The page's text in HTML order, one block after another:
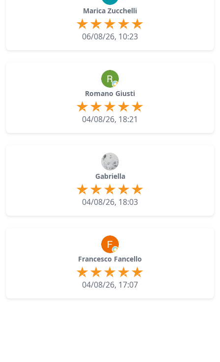
Marica Zucchelli
06/08/26, 10:23
Romano Giusti
04/08/26, 18:21
Gabriella
04/08/26, 18:03
Francesco Fancello
04/08/26, 17:07